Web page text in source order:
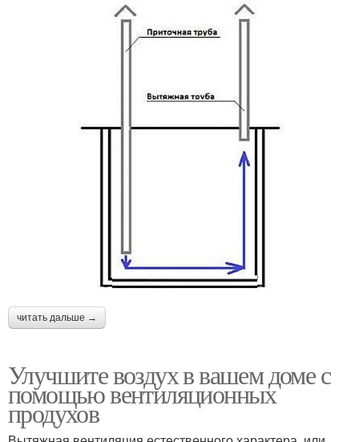
читать дальше →
Улучшите воздух в вашем доме с
помощью вентиляционных
продухов